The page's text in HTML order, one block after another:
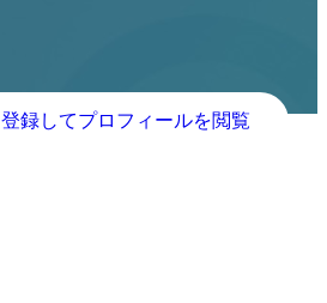
登録してプロフィールを閲覧